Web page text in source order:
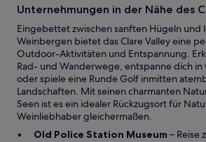
n
t
n
F
e
n
s
t
e
r
g
ö
Unternehmungen in der Nähe des
Eingebettet zwischen sanften Hügeln und
Weinbergen bietet das Clare Valley eine
Outdoor-Aktivitäten und Entspannung.
Rad- und Wanderwege, entspanne dich
oder spiele eine Runde Golf inmitten
Landschaften. Mit seinen charmanten
Seen ist es ein idealer Rückzugsort für
Weinliebhaber gleichermaßen.
Old Police Station Museum W
– Reise